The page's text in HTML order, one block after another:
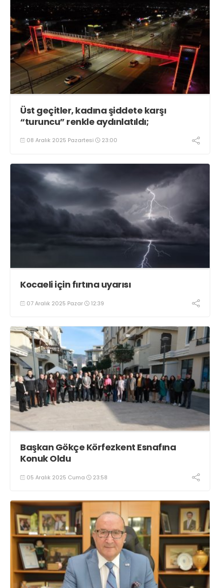
Üst geçitler, kadına şiddete karşı
“turuncu” renkle aydınlatıldı;
08 Aralık 2025 Pazartesi 23:00
Kocaeli için fırtına uyarısı
07 Aralık 2025 Pazar 12:39
Başkan Gökçe Körfezkent Esnafına
Konuk Oldu
05 Aralık 2025 Cuma 23:58